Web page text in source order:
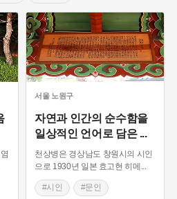
#영산강 #문화유산 #황해도
#의병활동 #빵지순례
#28독립선언 #지명유래
#고구려 #산성 #한의학
#왕건
#미술인
인 #판소리
성예술가 #밀양
군 #한국무용
서울 노원구
자연과 인간의 순수함을
일상적인 언어로 담은 ...
천상병은 경상남도 창원시의 시인
으로 1930년 일본 효고현 히메
#시인 #문인